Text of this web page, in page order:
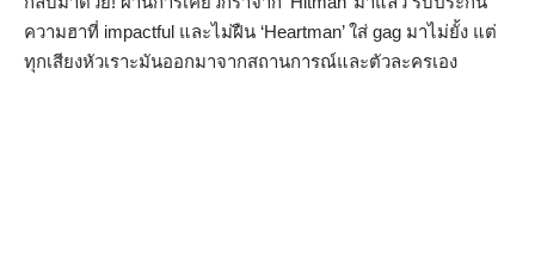
ความฮาที่ impactful และไม่ฝืน ‘Heartman’ ใส่ gag มาไม่ยั้ง แต่
ทุกเสียงหัวเราะมันออกมาจากสถานการณ์และตัวละครเอง